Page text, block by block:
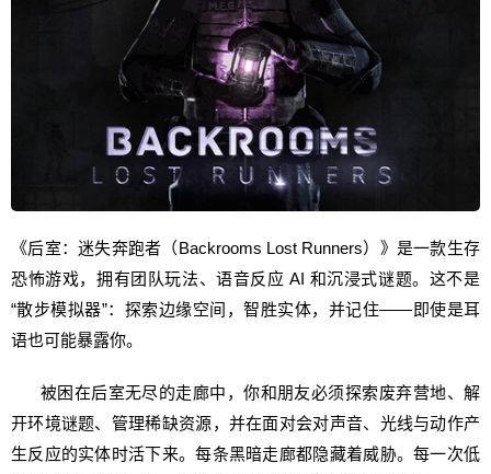
《后室：迷失奔跑者（Backrooms Lost Runners）》是一款生存
恐怖游戏，拥有团队玩法、语音反应 AI 和沉浸式谜题。这不是
“散步模拟器”：探索边缘空间，智胜实体，并记住——即使是耳
语也可能暴露你。
被困在后室无尽的走廊中，你和朋友必须探索废弃营地、解
开环境谜题、管理稀缺资源，并在面对会对声音、光线与动作产
生反应的实体时活下来。每条黑暗走廊都隐藏着威胁。每一次低